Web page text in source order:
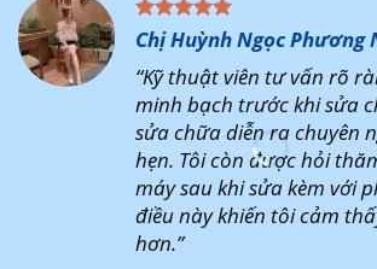
Chị Huỳnh Ngọc Phương
“Kỹ thuật viên tư vấn rõ
minh bạch trước khi sửa
sửa chữa diễn ra chuyên
hẹn. Tôi còn được hỏi
máy sau khi sửa kèm với
điều này khiến tôi cảm
hơn.”